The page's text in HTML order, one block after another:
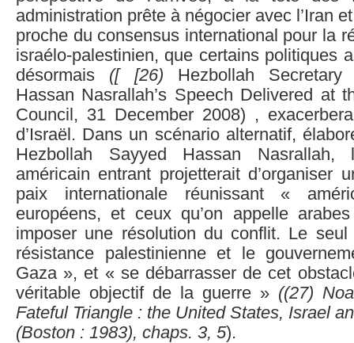
administration prête à négocier avec l’Iran
proche du consensus international pour la
israélo-palestinien, que certains politiques
désormais ([ [26) Hezbollah Secretary
Hassan Nasrallah’s Speech Delivered at
Council, 31 December 2008) ,
d’Israël. Dans un scénario alternatif,
Hezbollah Sayyed Hassan Nasrallah,
américain entrant projetterait d’organiser
paix internationale réunissant «
européens, et ceux qu’on appelle
imposer une résolution du conflit. Le
résistance palestinienne et le
Gaza », et « se débarrasser de cet
véritable objectif de la guerre » ((27)
Fateful Triangle : the United States, Israel
(Boston : 1983), chaps. 3, 5).